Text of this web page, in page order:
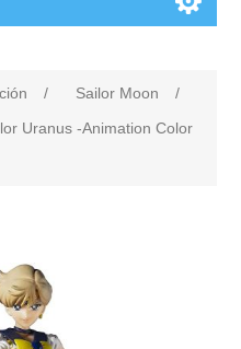
/ Sailor Moon
/
Uranus -Animation Color